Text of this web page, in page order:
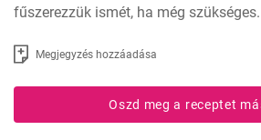
fűszerezzük ismét, ha még szükséges.
Megjegyzés hozzáadása
Oszd meg a receptet